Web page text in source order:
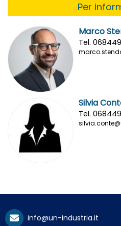
Per
Marco
Tel.
Silvia
Tel.
info@un-industria.it